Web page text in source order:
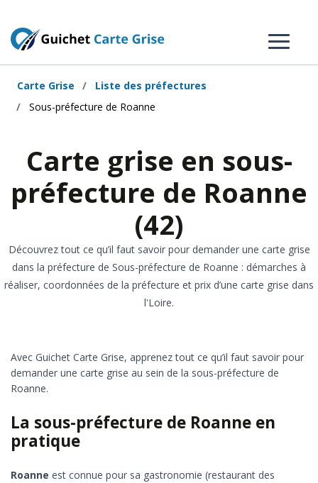
Carte Grise
Liste des préfectures
Sous-préfecture de Roanne
Carte grise en sous-
préfecture de Roanne
(42)
Découvrez tout ce qu’il faut savoir pour demander une carte grise
dans la préfecture de Sous-préfecture de Roanne : démarches à
réaliser, coordonnées de la préfecture et prix d’une carte grise dans
l'Loire.
Avec Guichet Carte Grise, apprenez tout ce qu’il faut savoir pour
demander une carte grise au sein de la sous-préfecture de
Roanne.
La sous-préfecture de Roanne en
pratique
Roanne est connue pour sa gastronomie (restaurant des